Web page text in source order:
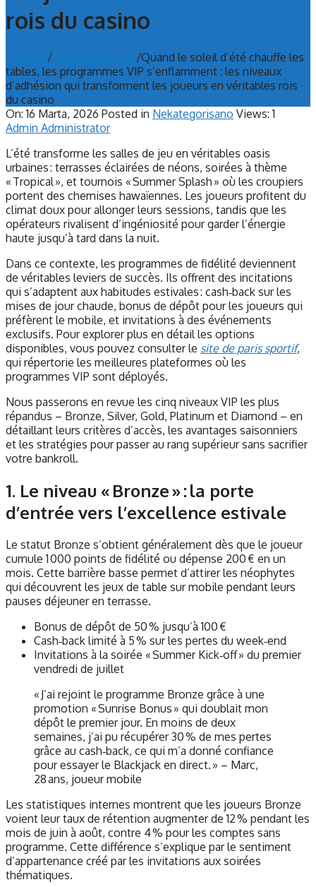
rois du casino
/ /Quand le soleil d’été chauffe les
tables, les programmes VIP s’enflamment : les niveaux
d’adhésion qui transforment les joueurs en véritables rois
du casino
On: 16 Marta, 2026 Posted in Nekategorisano Views: 1
Admin Administrator
L’été transforme les salles de jeu en véritables oasis
urbaines : terrasses éclairées de néons, soirées à thème
« Tropical », et tournois « Summer Splash » où les croupiers
portent des chemises hawaïennes. Les joueurs profitent du
climat doux pour allonger leurs sessions, tandis que les
opérateurs rivalisent d’ingéniosité pour garder l’énergie
haute jusqu’à tard dans la nuit.
Dans ce contexte, les programmes de fidélité deviennent
de véritables leviers de succès. Ils offrent des incitations
qui s’adaptent aux habitudes estivales : cash‑back sur les
mises de jour chaude, bonus de dépôt pour les joueurs qui
préfèrent le mobile, et invitations à des événements
exclusifs. Pour explorer plus en détail les options
disponibles, vous pouvez consulter le site de paris sportif,
qui répertorie les meilleures plateformes où les
programmes VIP sont déployés.
Nous passerons en revue les cinq niveaux VIP les plus
répandus – Bronze, Silver, Gold, Platinum et Diamond – en
détaillant leurs critères d’accès, les avantages saisonniers
et les stratégies pour passer au rang supérieur sans sacrifier
votre bankroll.
1. Le niveau « Bronze » : la porte
d’entrée vers l’excellence estivale
Le statut Bronze s’obtient généralement dès que le joueur
cumule 1 000 points de fidélité ou dépense 200 € en un
mois. Cette barrière basse permet d’attirer les néophytes
qui découvrent les jeux de table sur mobile pendant leurs
pauses déjeuner en terrasse.
Bonus de dépôt de 50 % jusqu’à 100 €
Cash‑back limité à 5 % sur les pertes du week‑end
Invitations à la soirée « Summer Kick‑off » du premier
vendredi de juillet
« J’ai rejoint le programme Bronze grâce à une
promotion « Sunrise Bonus » qui doublait mon
dépôt le premier jour. En moins de deux
semaines, j’ai pu récupérer 30 % de mes pertes
grâce au cash‑back, ce qui m’a donné confiance
pour essayer le Blackjack en direct. » – Marc,
28 ans, joueur mobile
Les statistiques internes montrent que les joueurs Bronze
voient leur taux de rétention augmenter de 12 % pendant les
mois de juin à août, contre 4 % pour les comptes sans
programme. Cette différence s’explique par le sentiment
d’appartenance créé par les invitations aux soirées
thématiques.